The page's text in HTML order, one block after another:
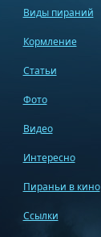
Виды пираний
Кормление
Статьи
Фото
Видео
Интересно
Пираньи в кино
Ссылки